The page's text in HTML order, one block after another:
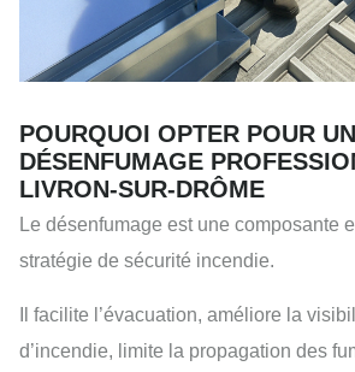
POURQUOI OPTER POUR UN
DÉSENFUMAGE
LIVRON-SUR-DRÔME
Le désenfumage est une composante
stratégie de sécurité incendie.
Il facilite l’évacuation, améliore la
d’incendie, limite la propagation des